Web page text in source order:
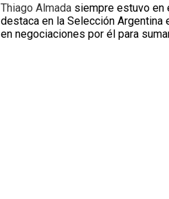
Thiago Almadasiempre estuvo en
destaca en la Selección Argentina
en negociaciones por él para